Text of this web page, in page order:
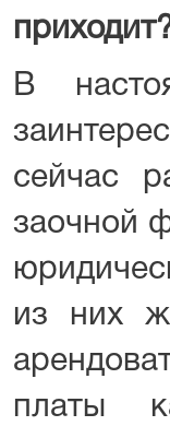
В
сейчас
заочной
из них
платы